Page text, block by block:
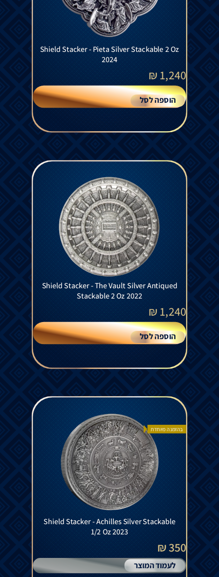
Shield Stacker - Pieta Silver Stackable 2 Oz
2024
1,240
₪
הוספה לסל
Shield Stacker - The Vault Silver Antiqued
Stackable 2 Oz 2022
1,240
₪
הוספה לסל
בהזמנה מיוחדת
Shield Stacker - Achilles Silver Stackable
1/2 Oz 2023
350 ₪
לעמוד המוצר